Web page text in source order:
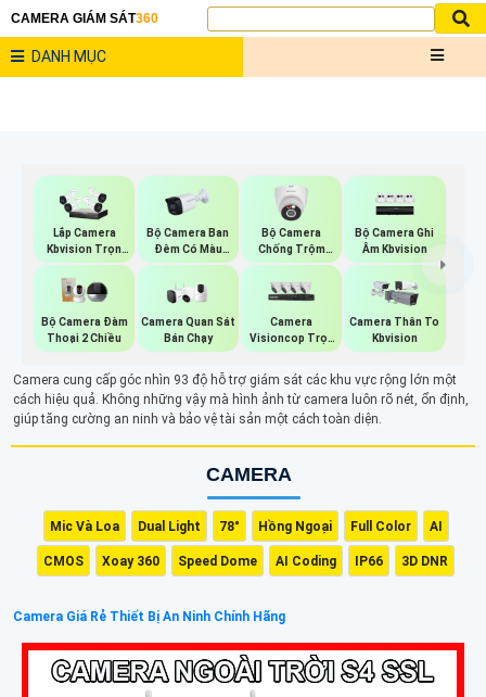
CAMERA GIÁM SÁT360
DANH MỤC
Lắp Camera
Kbvision Trọn
Gói
Bộ Camera Ban
Đêm Có Màu
Kbvision
Bộ Camera
Chống Trộm
Kbvision
Bộ Camera Ghi
Âm Kbvision
Bộ Camera Đàm
Thoại 2 Chiều
Camera Quan Sát
Bán Chạy
Camera
Visioncop Trọn
Bộ
Camera Thân To
Kbvision
Camera cung cấp góc nhìn 93 độ hỗ trợ giám sát các khu vực rộng lớn một
cách hiệu quả. Không những vậy mà hình ảnh từ camera luôn rõ nét, ổn định,
giúp tăng cường an ninh và bảo vệ tài sản một cách toàn diện.
CAMERA
Mic Và Loa Dual Light 78° Hồng Ngoại Full Color AI
CMOS Xoay 360 Speed Dome AI Coding IP66 3D DNR
Camera Giá Rẻ Thiết Bị An Ninh Chính Hãng